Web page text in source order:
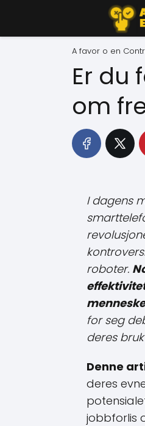
A favor o en
Er du
om
I dagens
roboter.
for seg
deres
Denne
deres
jobbforlis